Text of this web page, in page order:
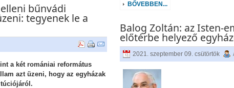
bűnvádi
tegyenek le a
a két romániai református
azt üzeni, hogy az egyházak
BŐVEBBEN...
Balog Zoltán: az Isten-
előtérbe helyező
2021. szeptember 09. csütörtök